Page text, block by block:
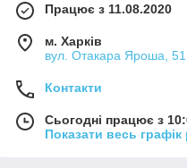
Працює з 11.08.2020
м. Харків
вул. Отакара Яроша, 51
Контакти
Сьогодні працює з
Показати весь графік